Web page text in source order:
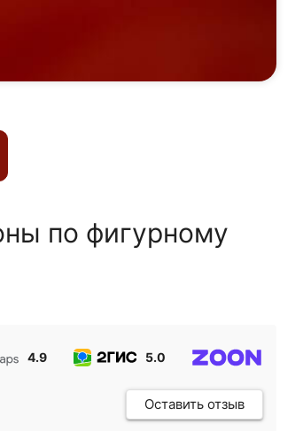
по фигурному
4.9 5.0
Оставить отзыв